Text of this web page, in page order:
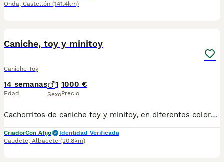
Onda, Castellón (141.4km)
Caniche, toy y minitoy
Caniche Toy
14 semanas
Edad
1
Sexo
1000 €
Precio
Cachorritos de caniche toy y minitoy, en diferentes colores, negros, chocolates y apricot, perfectamente sociabilizados, gracias a su crianza familiar, DESDE 1000e
CriadorCon Afijo
Identidad Verificada
Caudete, Albacete (20.8km)